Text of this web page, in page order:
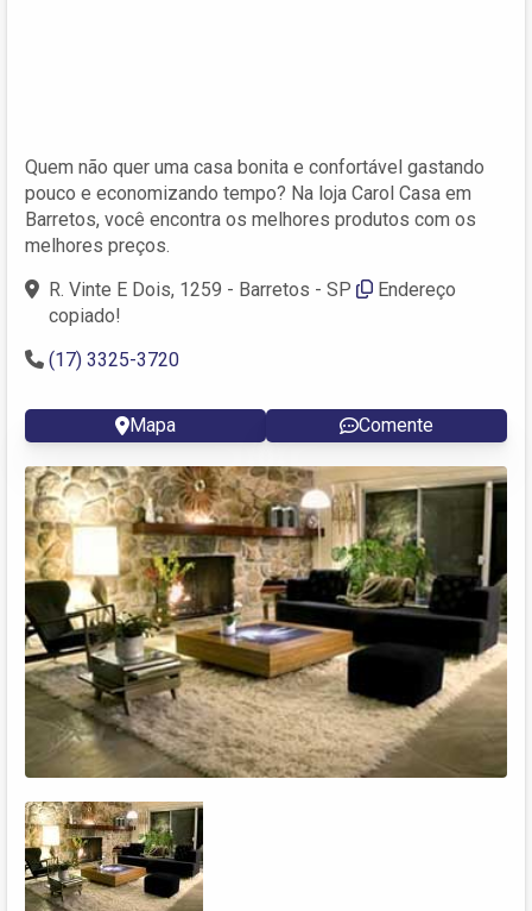
Quem não quer uma casa bonita e confortável gastando
pouco e economizando tempo? Na loja Carol Casa em
Barretos, você encontra os melhores produtos com os
melhores preços.
R. Vinte E Dois, 1259 - Barretos - SP
Endereço
copiado!
(17) 3325-3720
Mapa Comente